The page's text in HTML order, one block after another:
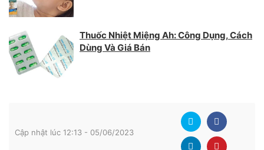
Thuốc Nhiệt Miệng Ah: Công Dụng, Cách
Dùng Và Giá Bán
Cập nhật lúc 12:13 - 05/06/2023